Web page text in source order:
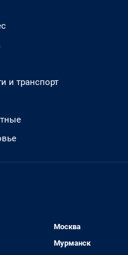
и транспорт
Москва
Мурманск